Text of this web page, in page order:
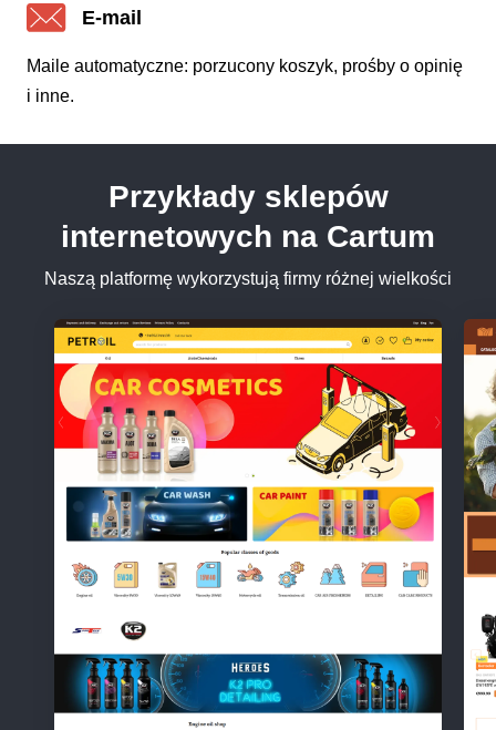
E-mail
Maile automatyczne: porzucony koszyk, prośby o opinię
i inne.
Przykłady sklepów
internetowych na Cartum
Naszą platformę wykorzystują firmy różnej wielkości